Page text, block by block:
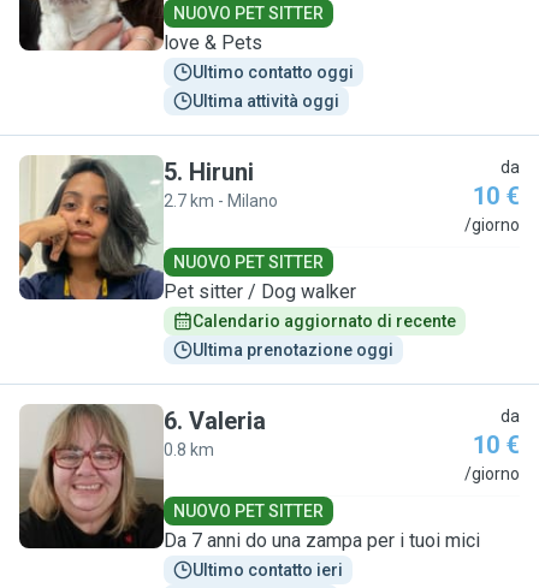
NUOVO PET SITTER
love & Pets
Ultimo contatto oggi
Ultima attività oggi
H
5. Hiruni
2.7 km - Milano
da
10 €
/giorno
NUOVO PET SITTER
Pet sitter / Dog walker
Calendario aggiornato di recente
Ultima prenotazione oggi
V
6. Valeria
0.8 km
da
10 €
/giorno
NUOVO PET SITTER
Da 7 anni do una zampa per i tuoi mici
Ultimo contatto ieri